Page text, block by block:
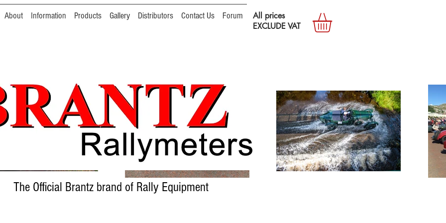
About Information Products Gallery Distributors Contact Us Forum
All prices
EXCLUDE VAT
The Official Brantz brand of Rally Equipment